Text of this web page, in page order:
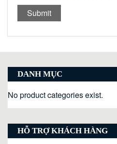
DANH MỤC
No product categories exist.
HỖ TRỢ KHÁCH HÀNG